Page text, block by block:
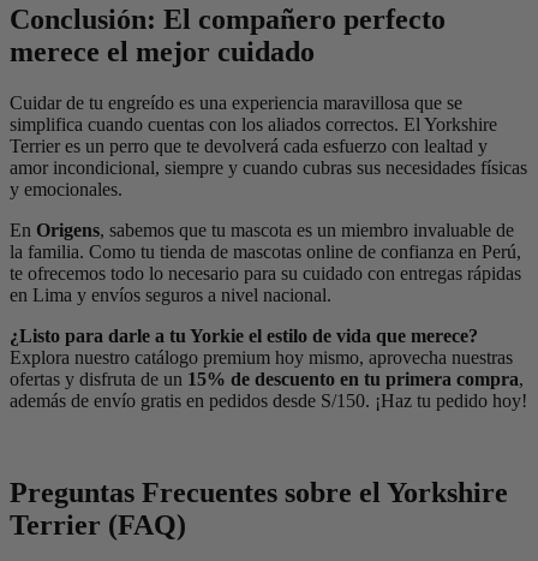
Conclusión: El compañero perfecto
merece el mejor cuidado
Cuidar de tu engreído es una experiencia maravillosa que se
simplifica cuando cuentas con los aliados correctos. El Yorkshire
Terrier es un perro que te devolverá cada esfuerzo con lealtad y
amor incondicional, siempre y cuando cubras sus necesidades físicas
y emocionales.
En Origens, sabemos que tu mascota es un miembro invaluable de
la familia. Como tu tienda de mascotas online de confianza en Perú,
te ofrecemos todo lo necesario para su cuidado con entregas rápidas
en Lima y envíos seguros a nivel nacional.
¿Listo para darle a tu Yorkie el estilo de vida que merece?
Explora nuestro catálogo premium hoy mismo, aprovecha nuestras
ofertas y disfruta de un 15% de descuento en tu primera compra,
además de envío gratis en pedidos desde S/150. ¡Haz tu pedido hoy!
Preguntas Frecuentes sobre el Yorkshire
Terrier (FAQ)